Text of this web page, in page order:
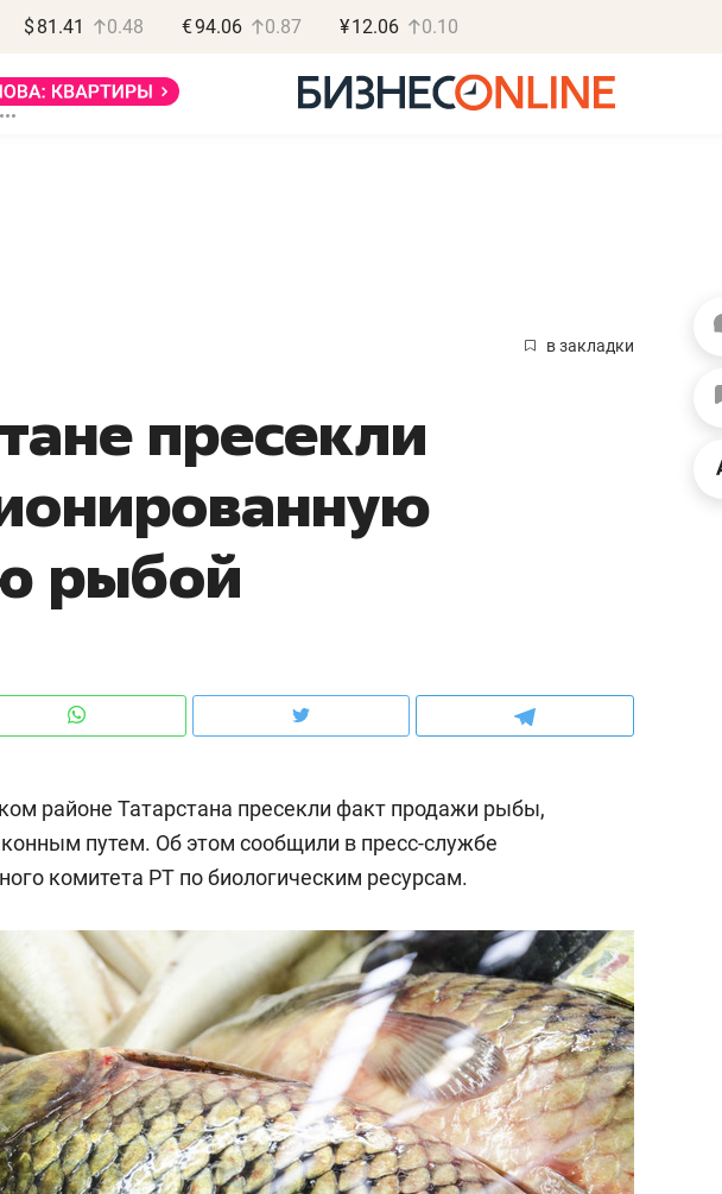
$ 81.41 0.48 €94.06 0.87 ¥12.06 0.10
в закладки
пресекли
рыбой
районе Татарстана пресекли факт продажи рыбы,
путем. Об этом сообщили в пресс-службе
комитета РТ по биологическим ресурсам.
«Не зная
потерять
–
Рекомендуем
Дизайнер-прораб Наталья
Наседкина: «Ремонт вместе
с мебелью за 2 миллиона –
для меня это челлендж!»
Рекомендуем
Как выжить ребенку без
гаджета и научить его
самостоятельности за
дней